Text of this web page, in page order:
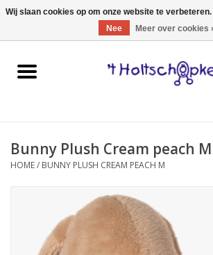
Home
spellen
schmink & make-up
Bunny Plush Cream peach M
HOME/ BUNNY PLUSH CREAM PEACH M
Wij slaan cookies op om onze website te
Nee
Meer over cookies